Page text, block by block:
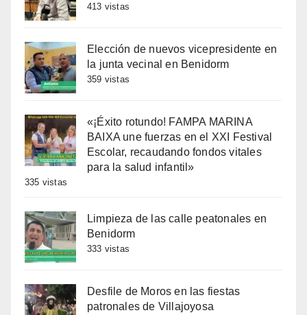
413 vistas
Elección de nuevos vicepresidente en
la junta vecinal en Benidorm
359 vistas
«¡Éxito rotundo! FAMPA MARINA
BAIXA une fuerzas en el XXI Festival
Escolar, recaudando fondos vitales
para la salud infantil»
335 vistas
Limpieza de las calle peatonales en
Benidorm
333 vistas
Desfile de Moros en las fiestas
patronales de Villajoyosa